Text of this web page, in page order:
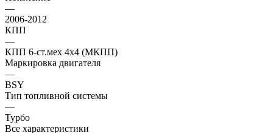
—
2006-2012
КПП
—
КПП 6-ст.мех 4х4 (МКПП)
Маркировка двигателя
—
BSY
Тип топливной системы
—
Турбо
Все характеристики